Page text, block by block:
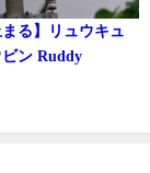
まる】リュウキュ
ン Ruddy